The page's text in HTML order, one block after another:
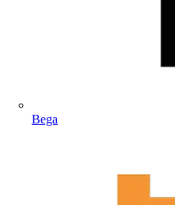
Bega